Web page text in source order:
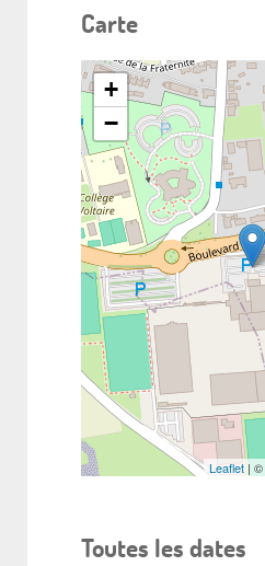
Carte
+
−
Leaflet | ©
Toutes les dates